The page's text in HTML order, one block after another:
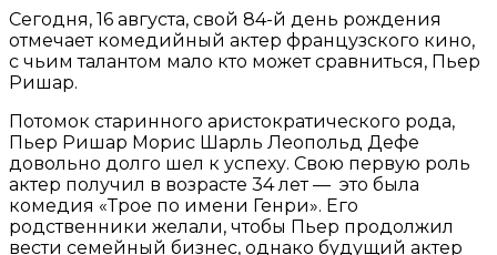
Сегодня, 16 августа, свой 84-й день рождения
отмечает комедийный актер французского кино,
с чьим талантом мало кто может сравниться, Пьер
Ришар.
Потомок старинного аристократического рода,
Пьер Ришар Морис Шарль Леопольд Дефе
довольно долго шел к успеху. Свою первую роль
актер получил в возрасте 34 лет — это была
комедия «Трое по имени Генри». Его
родственники желали, чтобы Пьер продолжил
вести семейный бизнес, однако будущий актер